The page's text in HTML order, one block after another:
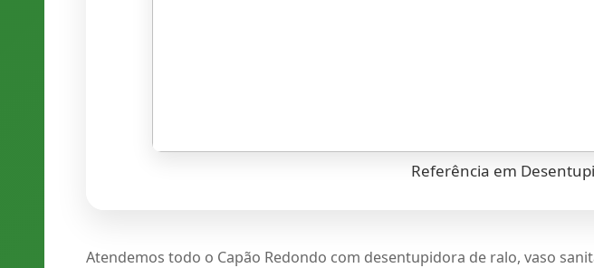
Referência em
Atendemos todo o Capão Redondo com desentupidora de ralo, vaso